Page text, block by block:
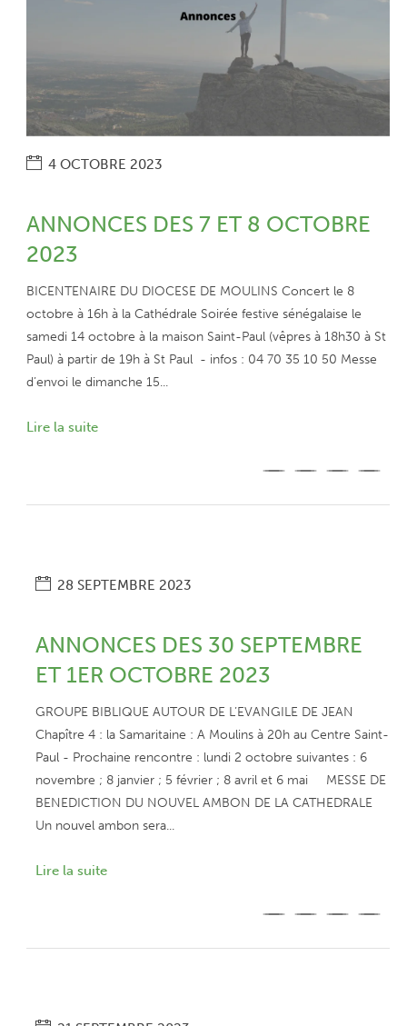
4 OCTOBRE 2023
ANNONCES DES 7 ET 8 OCTOBRE
2023
BICENTENAIRE DU DIOCESE DE MOULINS Concert le 8
octobre à 16h à la Cathédrale Soirée festive sénégalaise le
samedi 14 octobre à la maison Saint-Paul (vêpres à 18h30 à St
Paul) à partir de 19h à St Paul - infos : 04 70 35 10 50 Messe
d’envoi le dimanche 15...
Lire la suite
28 SEPTEMBRE 2023
ANNONCES DES 30 SEPTEMBRE
ET 1ER OCTOBRE 2023
GROUPE BIBLIQUE AUTOUR DE L’EVANGILE DE JEAN
Chapître 4 : la Samaritaine : A Moulins à 20h au Centre Saint-
Paul - Prochaine rencontre : lundi 2 octobre suivantes : 6
novembre ; 8 janvier ; 5 février ; 8 avril et 6 mai MESSE DE
BENEDICTION DU NOUVEL AMBON DE LA CATHEDRALE
Un nouvel ambon sera...
Lire la suite